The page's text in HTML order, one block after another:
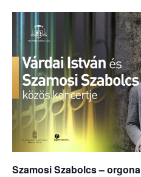
Szamosi Szabolcs – orgona